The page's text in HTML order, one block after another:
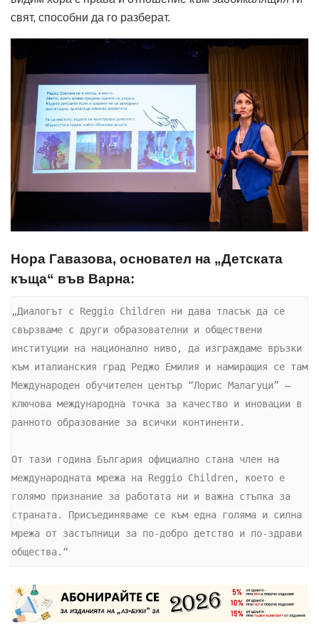
свят, способни да го разберат.
Нора Гавазова, основател на „Детската
къща“ във Варна:
„Диалогът с Reggio Children ни дава тласък да се
свързваме с други образователни и обществени
институции на национално ниво, да изграждаме връзки
към италианския град Реджо Емилия и намиращия се там
Международен обучителен център “Лорис Малагуци” –
ключова международна точка за качество и иновации в
ранното образование за всички континенти.
От тази година България официално стана член на
международната мрежа на Reggio Children, което е
голямо признание за работата ни и важна стъпка за
страната. Присъединяваме се към една голяма и силна
мрежа от застъпници за по-добро детство и по-здрави
общества.“